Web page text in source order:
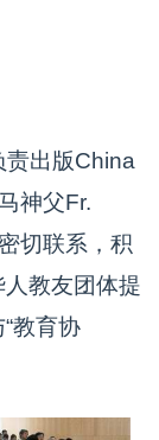
出版China
神父Fr.
切联系，积
教友团体提
教育协